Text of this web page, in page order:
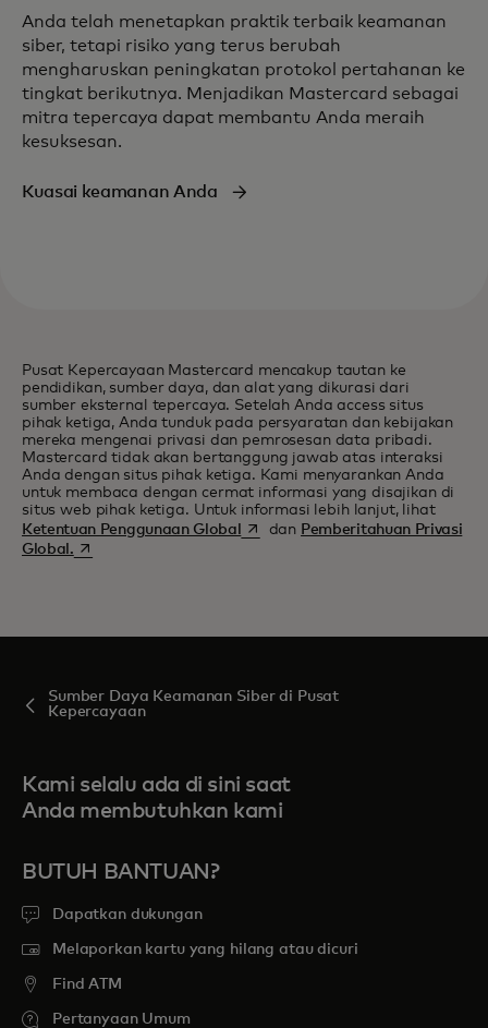
Anda telah menetapkan praktik terbaik keamanan
siber, tetapi risiko yang terus berubah
mengharuskan peningkatan protokol pertahanan ke
tingkat berikutnya. Menjadikan Mastercard sebagai
mitra tepercaya dapat membantu Anda meraih
kesuksesan.
Kuasai keamanan Anda
Pusat Kepercayaan Mastercard mencakup tautan ke
pendidikan, sumber daya, dan alat yang dikurasi dari
sumber eksternal tepercaya. Setelah Anda access situs
pihak ketiga, Anda tunduk pada persyaratan dan kebijakan
mereka mengenai privasi dan pemrosesan data pribadi.
Mastercard tidak akan bertanggung jawab atas interaksi
Anda dengan situs pihak ketiga. Kami menyarankan Anda
untuk membaca dengan cermat informasi yang disajikan di
situs web pihak ketiga. Untuk informasi lebih lanjut, lihat
Ketentuan Penggunaan Global opens in a new tab
dan Pemberitahuan Privasi
Global. opens in a new tab
Sumber Daya Keamanan Siber di Pusat
Kepercayaan
Kami selalu ada di sini saat
Anda membutuhkan kami
BUTUH BANTUAN?
Dapatkan dukungan
Melaporkan kartu yang hilang atau dicuri
Find ATM
Pertanyaan Umum